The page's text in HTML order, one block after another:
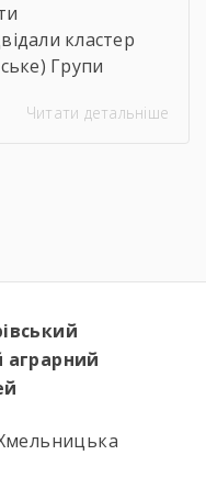
кластер
Групи
слюсар з
екскурсії
парк,
Читати детальніше
аграрний